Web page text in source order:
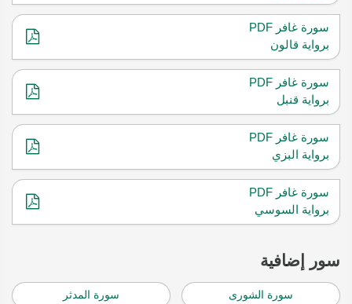
سورة غافر PDF
برواية قالون
سورة غافر PDF
برواية قنبل
سورة غافر PDF
برواية البزي
سورة غافر PDF
برواية السوسي
سور إضافية
سورة الشورى سورة المدثر